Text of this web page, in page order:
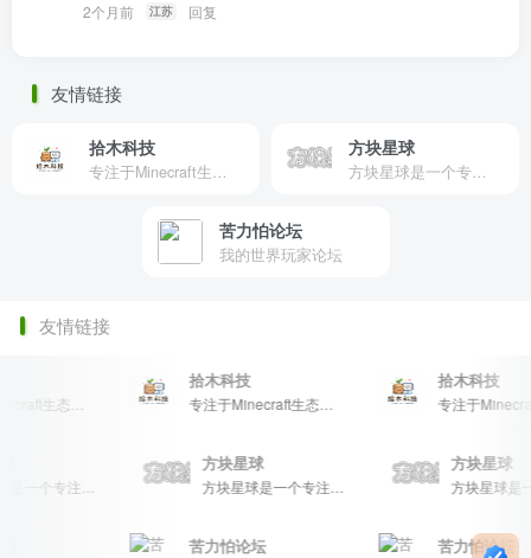
2个月前 江苏 回复
友情链接
拾木科技
专注于Minecraft生态建设
方块星球
方块星球是一个专注于我的世界的中文论坛，提供丰富的资源分享、玩家交流和创意展示，包括地图、皮肤、数据包等内容，打造Minecraft玩家的专属社区乐园！
苦力怕论坛
我的世界玩家论坛
友情链接
专注于Minecraft生态建设
拾木科技
专注于Minecraft生态建设
拾木科技
方块星球 方块星球
苦力怕论坛 苦力怕论坛